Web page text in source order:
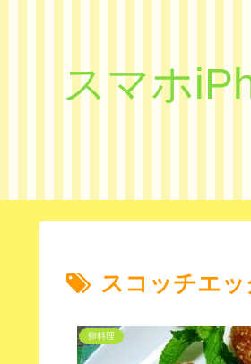
スマホ
スコッチエッ
卵料理